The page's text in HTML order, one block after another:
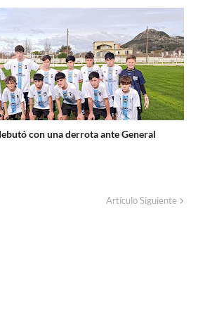
con una derrota ante General
Artículo Siguiente